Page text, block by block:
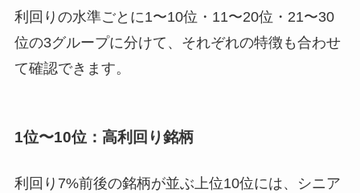
利回りの水準ごとに1〜10位・11〜20位・21〜30
位の3グループに分けて、それぞれの特徴も合わせ
て確認できます。
1位〜10位：高利回り銘柄
利回り7%前後の銘柄が並ぶ上位10位には、シニア